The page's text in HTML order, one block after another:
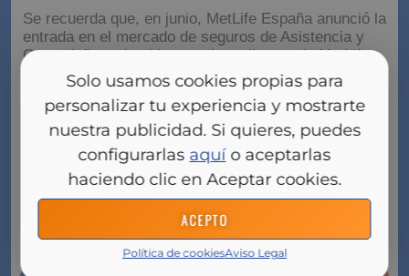
Solo usamos cookies propias para
personalizar tu experiencia y mostrarte
nuestra publicidad. Si quieres, puedes
configurarlas aquío aceptarlas
haciendo clic en Aceptar cookies.
ACEPTO
Política de cookiesAviso Legal
Se recuerda que, en junio, MetLife España anunció la
entrada en el mercado de seguros de Asistencia y
Otros daños a los bienes. «Los clientes de MetLife
actualmente pueden activar servicios y coberturas
adicionales en su seguro de Vida o Accidentes
personales. Esta oferta diferenciadora ofrece una
cobertura flexible y personalizable para las
diferentes necesidades de la vida diaria: hogar,
dental, automóvil, compra protegida y asesoramiento
legal entre otros», se concluye.
Fuente:segurosnews.com